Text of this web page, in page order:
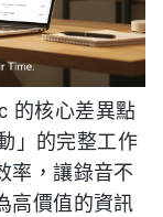
的核心差異點
」的完整工作
率，讓錄音不
高價值的資訊